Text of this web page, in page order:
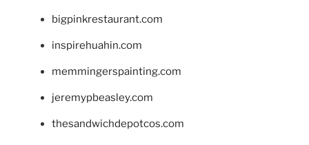
bigpinkrestaurant.com
inspirehuahin.com
memmingerspainting.com
jeremypbeasley.com
thesandwichdepotcos.com